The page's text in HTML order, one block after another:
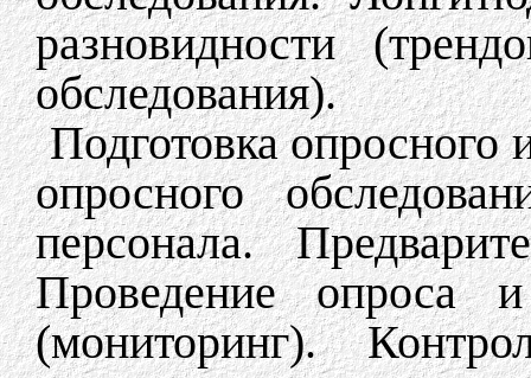
разновидности
обследования).
Подготовка опросного
опросного
персонала.
Проведение опроса
(мониторинг).